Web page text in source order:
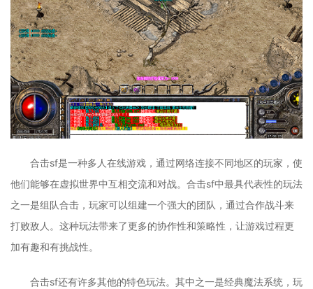
合击sf是一种多人在线游戏，通过网络连接不同地区的玩家，使
他们能够在虚拟世界中互相交流和对战。合击sf中最具代表性的玩法
之一是组队合击，玩家可以组建一个强大的团队，通过合作战斗来
打败敌人。这种玩法带来了更多的协作性和策略性，让游戏过程更
加有趣和有挑战性。
合击sf还有许多其他的特色玩法。其中之一是经典魔法系统，玩